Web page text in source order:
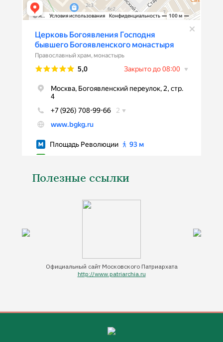
Полезные ссылки
Официальный сайт Московского Патриархата
http://www.patriarchia.ru